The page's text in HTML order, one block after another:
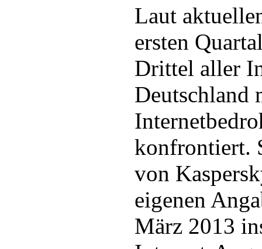
Laut
ersten
Drittel aller
Deutschland
konfrontiert.
von
eigenen
März 2013